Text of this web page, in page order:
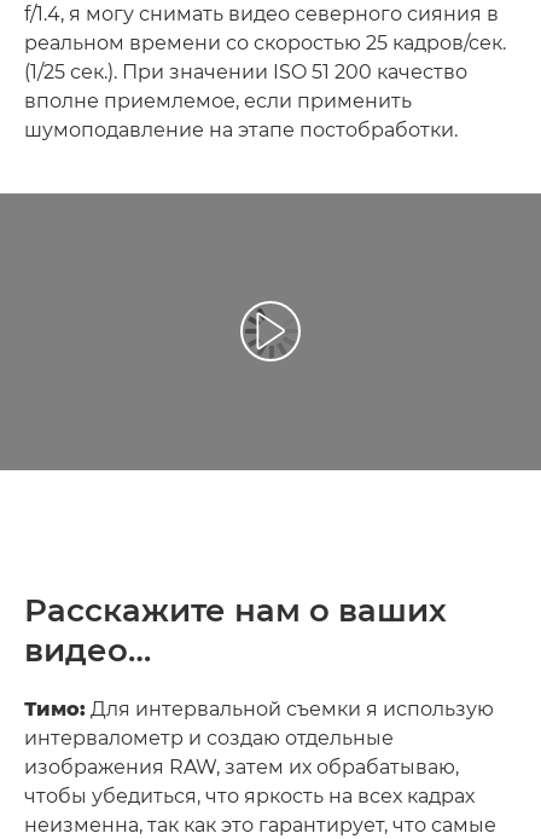
f/1.4, я могу снимать видео северного сияния в
реальном времени со скоростью 25 кадров/сек.
(1/25 сек.). При значении ISO 51 200 качество
вполне приемлемое, если применить
шумоподавление на этапе постобработки.
Воспроизведение видео
Расскажите нам о ваших
видео…
Тимо: Для интервальной съемки я использую
интервалометр и создаю отдельные
изображения RAW, затем их обрабатываю,
чтобы убедиться, что яркость на всех кадрах
неизменна, так как это гарантирует, что самые